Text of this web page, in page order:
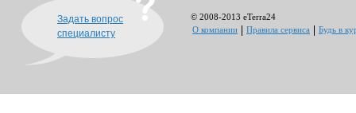
Задать вопрос
специалисту
© 2008-2013 eTerra24
О компании
Правила сервиса Будь в